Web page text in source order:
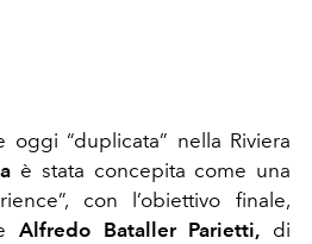
oggi “duplicata” nella Riviera
è stata concepita come una
con l’obiettivo finale,
Alfredo Bataller Parietti, di